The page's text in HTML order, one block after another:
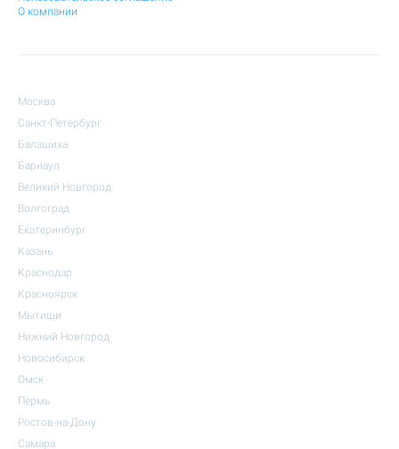
О компании
Москва
Санкт-Петербург
Балашиха
Барнаул
Великий Новгород
Волгоград
Екатеринбург
Казань
Краснодар
Красноярск
Мытищи
Нижний Новгород
Новосибирск
Омск
Пермь
Ростов-на-Дону
Самара